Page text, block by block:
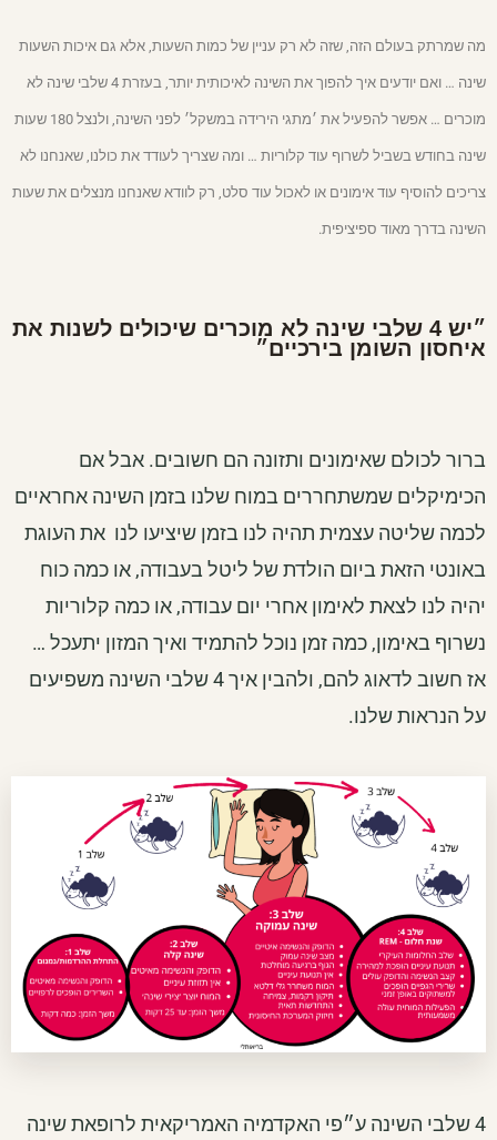
מה שמרתק בעולם הזה, שזה לא רק עניין של כמות השעות, אלא גם איכות השעות
שינה … ואם יודעים איך להפוך את השינה לאיכותית יותר, בעזרת 4 שלבי שינה לא
מוכרים … אפשר להפעיל את ׳מתגי הירידה במשקל׳ לפני השינה, ולנצל 180 שעות
שינה בחודש בשביל לשרוף עוד קלוריות … ומה שצריך לעודד את כולנו, שאנחנו לא
צריכים להוסיף עוד אימונים או לאכול עוד סלט, רק לוודא שאנחנו מנצלים את שעות
השינה בדרך מאוד ספיציפית.
״יש 4 שלבי שינה לא מוכרים שיכולים לשנות את
איחסון השומן בירכיים״
ברור לכולם שאימונים ותזונה הם חשובים. אבל אם
הכימיקלים שמשתחררים במוח שלנו בזמן השינה אחראיים
לכמה שליטה עצמית תהיה לנו בזמן שיציעו לנו את העוגת
באונטי הזאת ביום הולדת של ליטל בעבודה, או כמה כוח
יהיה לנו לצאת לאימון אחרי יום עבודה, או כמה קלוריות
נשרוף באימון, כמה זמן נוכל להתמיד ואיך המזון יתעכל …
אז חשוב לדאוג להם, ולהבין איך 4 שלבי השינה משפיעים
על הנראות שלנו.
4 שלבי השינה ע״פי האקדמיה האמריקאית לרופאת שינה